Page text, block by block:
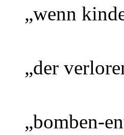
„wenn
„der
„bomben-